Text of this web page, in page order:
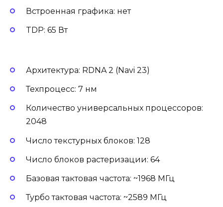
Встроенная графика: нет
TDP: 65 Вт
Архитектура: RDNA 2 (Navi 23)
Техпроцесс: 7 нм
Количество универсальных процессоров:
2048
Число текстурных блоков: 128
Число блоков растеризации: 64
Базовая тактовая частота: ~1968 МГц
Турбо тактовая частота: ~2589 МГц